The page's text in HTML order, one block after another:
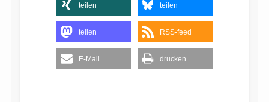
teilen teilen
teilen RSS-feed
E-Mail drucken